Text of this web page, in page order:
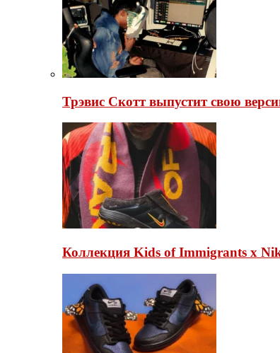
Трэвис Скотт выпустит свою
Коллекция Kids of Immigrants x